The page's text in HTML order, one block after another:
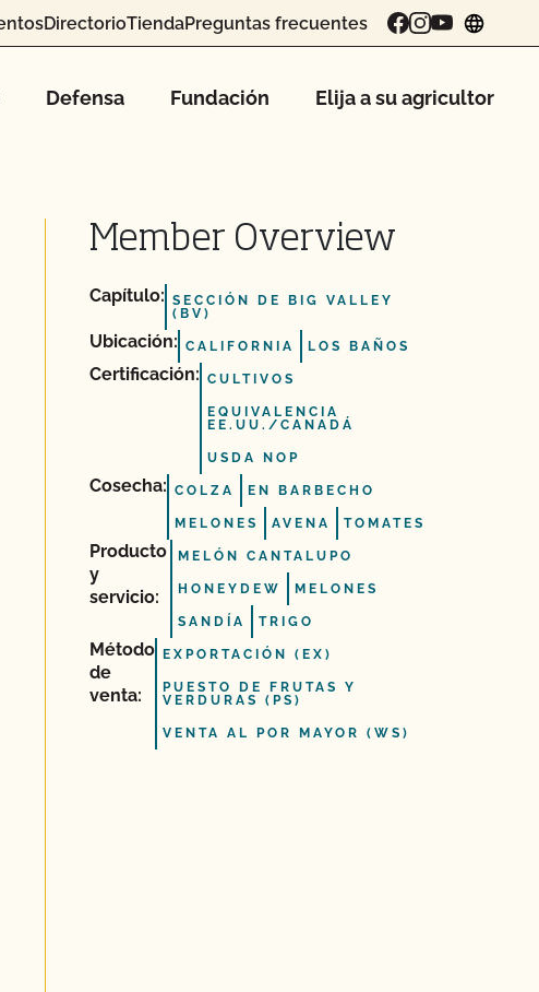
DirectorioTiendaPreguntas frecuentes
Defensa Fundación Elija a su agricultor
Member Overview
Capítulo: SECCIÓN DE BIG VALLEY
(BV)
Ubicación: CALIFORNIA LOS BAÑOS
Certificación: CULTIVOS
EQUIVALENCIA
EE.UU./CANADÁ
USDA NOP
Cosecha: COLZA EN BARBECHO
MELONES AVENA TOMATES
Producto
y
servicio:
MELÓN CANTALUPO
HONEYDEW MELONES
SANDÍA TRIGO
Método
de
venta:
EXPORTACIÓN (EX)
PUESTO DE FRUTAS Y
VERDURAS (PS)
VENTA AL POR MAYOR (WS)